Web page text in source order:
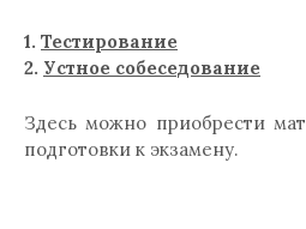
1. Тестирование
2. Устное собеседование
Здесь можно приобрести
подготовки к экзамену.